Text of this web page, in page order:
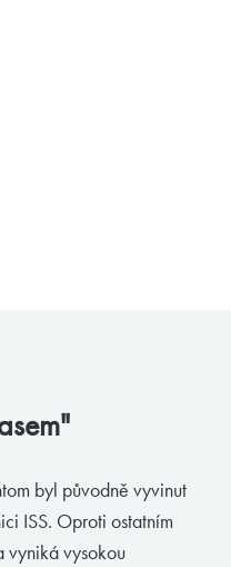
byl původně vyvinut
ISS. Oproti ostatním
vyniká vysokou